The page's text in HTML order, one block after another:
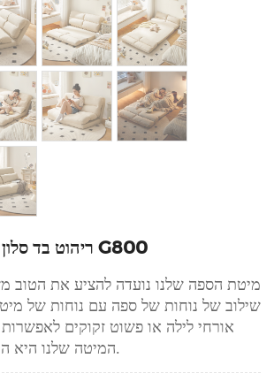
ריהוט בד סלון עצלן ספת מיטה G800
מיטת הספה שלנו נועדה להציע את הטוב
שילוב של נוחות של ספה עם נוחות של
אורחי לילה או פשוט זקוקים
המיטה שלנו היא הבחירה האידיאלית.